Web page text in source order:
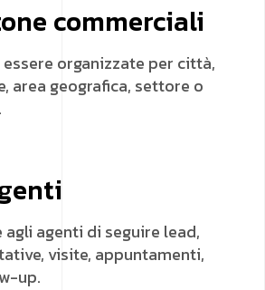
commerciali
organizzate per città,
area geografica, settore o
agli agenti di seguire lead,
visite, appuntamenti,
up.